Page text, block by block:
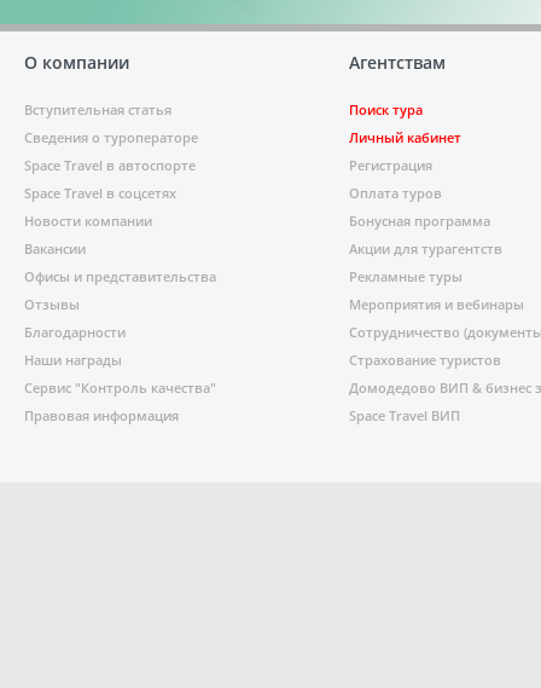
О компании
Вступительная статья
Сведения о туроператоре
Space Travel в автоспорте
Space Travel в соцсетях
Новости компании
Вакансии
Офисы и представительства
Отзывы
Благодарности
Наши награды
Сервис "Контроль качества"
Правовая информация
Агентствам
Поиск тура
Личный кабинет
Регистрация
Оплата туров
Бонусная программа
Акции для турагентств
Рекламные туры
Мероприятия и вебинары
Сотрудничество
Страхование туристов
Домодедово ВИП & бизнес
Space Travel ВИП